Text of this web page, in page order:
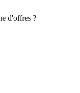
d'offres ?